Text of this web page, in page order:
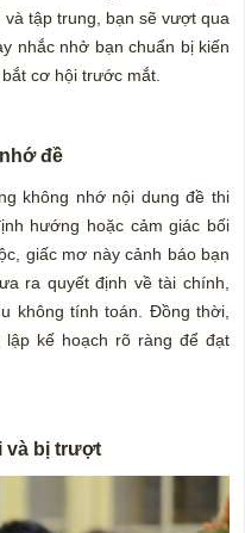
tập trung, bạn sẽ vượt qua
nhắc nhở bạn chuẩn bị kiến
cơ hội trước mắt.
đề
không nhớ nội dung đề thi
hướng hoặc cảm giác bối
giấc mơ này cảnh báo bạn
ra quyết định về tài chính,
không tính toán. Đồng thời,
kế hoạch rõ ràng để đạt
và bị trượt